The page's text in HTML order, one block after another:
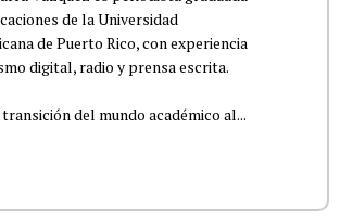
de la Universidad
de Puerto Rico, con experiencia
digital, radio y prensa escrita.
del mundo académico al...